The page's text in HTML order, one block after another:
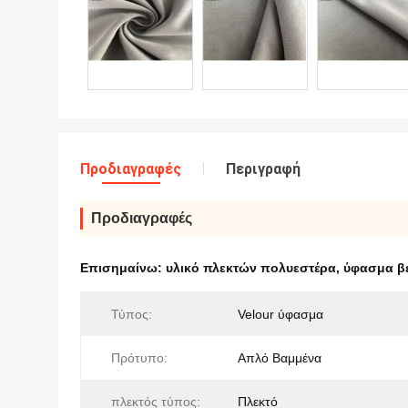
Προδιαγραφές Περιγραφή
Προδιαγραφές
Επισημαίνω: υλικό πλεκτών πολυεστέρα, ύφασμα
Τύπος: Velour ύφασμα
Πρότυπο: Απλό Βαμμένα
πλεκτός τύπος: Πλεκτό